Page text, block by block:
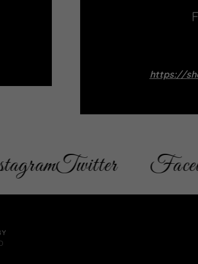
https://
Twitter Facebook